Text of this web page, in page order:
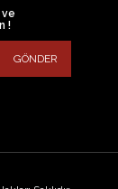
!
GÖNDER